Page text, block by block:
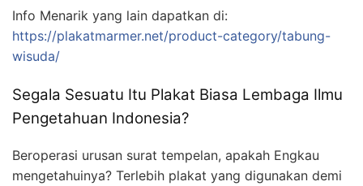
Info Menarik yang lain dapatkan di:
https://plakatmarmer.net/product-category/tabung-
wisuda/
Segala Sesuatu Itu Plakat Biasa Lembaga Ilmu
Pengetahuan Indonesia?
Beroperasi urusan surat tempelan, apakah Engkau
mengetahuinya? Terlebih plakat yang digunakan demi